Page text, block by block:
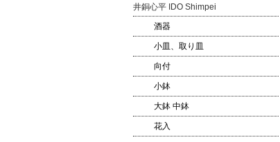
井銅心平 IDO Shimpei
酒器
小皿、取り皿
向付
小鉢
大鉢 中鉢
花入